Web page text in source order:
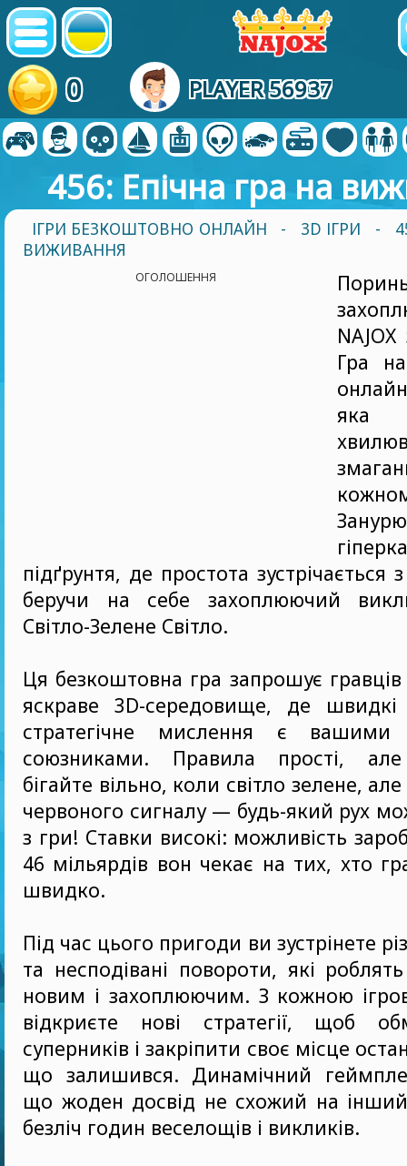
0 PLAYER 56937
456: Епічна гра на
ІГРИ БЕЗКОШТОВНО ОНЛАЙН - 3D ІГРИ
-
ВИЖИВАННЯ
ОГОЛОШЕННЯ
Гра
підґрунтя, де простота зустрічається
беручи на себе захоплюючий
Світло-Зелене Світло.
Ця безкоштовна гра запрошує
яскраве 3D-середовище, де
стратегічне мислення є вашими
союзниками. Правила прості, але
бігайте вільно, коли світло зелене,
червоного сигналу — будь-який рух
з гри! Ставки високі: можливість
46 мільярдів вон чекає на тих, хто
швидко.
Під час цього пригоди ви зустрінете
та несподівані повороти, які
новим і захоплюючим. З кожною
відкриєте нові стратегії, щоб
суперників і закріпити своє місце
що залишився. Динамічний
що жоден досвід не схожий на
безліч годин веселощів і викликів.